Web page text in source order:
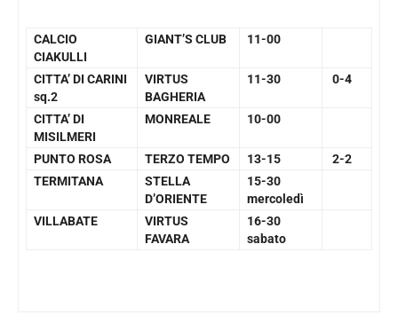
CALCIO
CIAKULLI
GIANT’S CLUB 11-00
CITTA’ DI CARINI
sq.2
VIRTUS
BAGHERIA
11-30 0-4
CITTA’ DI
MISILMERI
MONREALE 10-00
PUNTO ROSA TERZO TEMPO 13-15
2-2
TERMITANA
STELLA
D’ORIENTE
15-30
mercoledì
VILLABATE
VIRTUS
FAVARA
16-30
sabato